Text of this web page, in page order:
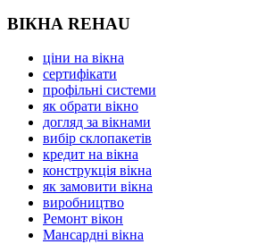
ВІКНА REHAU
ціни на вікна
сертифікати
профільні системи
як обрати вікно
догляд за вікнами
вибір склопакетів
кредит на вікна
конструкція вікна
як замовити вікна
виробництво
Ремонт вікон
Мансардні вікна